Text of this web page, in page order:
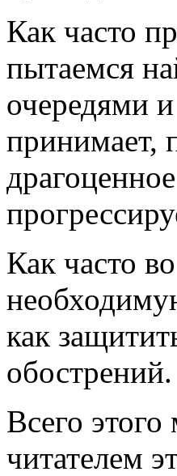
Как часто
пытаемся
очередями
принимает,
Как часто
как
обострений.
Всего
читателем